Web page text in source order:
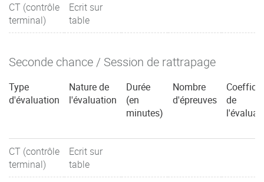
CT (contrôle
terminal)
Ecrit sur
table
Seconde chance / Session de rattrapage
Type
d'évaluation
Nature de
l'évaluation
Durée
(en
minutes)
Nombre
d'épreuves
de
CT (contrôle
terminal)
Ecrit sur
table